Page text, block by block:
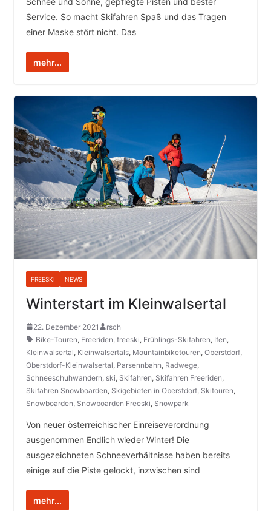
Service. So macht Skifahren Spaß und das Tragen
einer Maske stört nicht. Das
mehr...
FREESKI NEWS
Winterstart im Kleinwalsertal
22. Dezember 2021
rsch
Bike-Touren, Freeriden, freeski, Frühlings-Skifahren, Ifen,
Kleinwalsertal, Kleinwalsertals, Mountainbiketouren, Oberstdorf,
Oberstdorf-Kleinwalsertal, Parsennbahn, Radwege,
Schneeschuhwandern, ski, Skifahren, Skifahren Freeriden,
Skifahren Snowboarden, Skigebieten in Oberstdorf, Skitouren,
Snowboarden, Snowboarden Freeski, Snowpark
Von neuer österreichischer Einreiseverordnung
ausgenommen Endlich wieder Winter! Die
ausgezeichneten Schneeverhältnisse haben bereits
einige auf die Piste gelockt, inzwischen sind
mehr...